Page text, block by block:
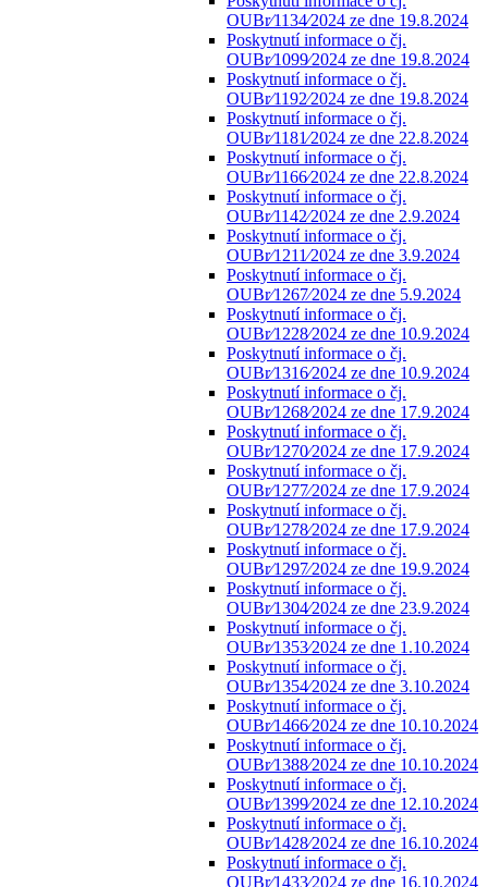
OUBr⁄1134⁄2024 ze dne 19.8.2024
Poskytnutí informace o čj.
OUBr⁄1099⁄2024 ze dne 19.8.2024
Poskytnutí informace o čj.
OUBr⁄1192⁄2024 ze dne 19.8.2024
Poskytnutí informace o čj.
OUBr⁄1181⁄2024 ze dne 22.8.2024
Poskytnutí informace o čj.
OUBr⁄1166⁄2024 ze dne 22.8.2024
Poskytnutí informace o čj.
OUBr⁄1142⁄2024 ze dne 2.9.2024
Poskytnutí informace o čj.
OUBr⁄1211⁄2024 ze dne 3.9.2024
Poskytnutí informace o čj.
OUBr⁄1267⁄2024 ze dne 5.9.2024
Poskytnutí informace o čj.
OUBr⁄1228⁄2024 ze dne 10.9.2024
Poskytnutí informace o čj.
OUBr⁄1316⁄2024 ze dne 10.9.2024
Poskytnutí informace o čj.
OUBr⁄1268⁄2024 ze dne 17.9.2024
Poskytnutí informace o čj.
OUBr⁄1270⁄2024 ze dne 17.9.2024
Poskytnutí informace o čj.
OUBr⁄1277⁄2024 ze dne 17.9.2024
Poskytnutí informace o čj.
OUBr⁄1278⁄2024 ze dne 17.9.2024
Poskytnutí informace o čj.
OUBr⁄1297⁄2024 ze dne 19.9.2024
Poskytnutí informace o čj.
OUBr⁄1304⁄2024 ze dne 23.9.2024
Poskytnutí informace o čj.
OUBr⁄1353⁄2024 ze dne 1.10.2024
Poskytnutí informace o čj.
OUBr⁄1354⁄2024 ze dne 3.10.2024
Poskytnutí informace o čj.
OUBr⁄1466⁄2024 ze dne 10.10.2024
Poskytnutí informace o čj.
OUBr⁄1388⁄2024 ze dne 10.10.2024
Poskytnutí informace o čj.
OUBr⁄1399⁄2024 ze dne 12.10.2024
Poskytnutí informace o čj.
OUBr⁄1428⁄2024 ze dne 16.10.2024
Poskytnutí informace o čj.
OUBr⁄1433⁄2024 ze dne 16.10.2024